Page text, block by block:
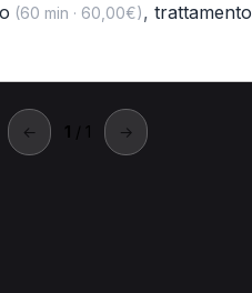
(60 min · 60,00€), trattamento
← 1 / 1 →